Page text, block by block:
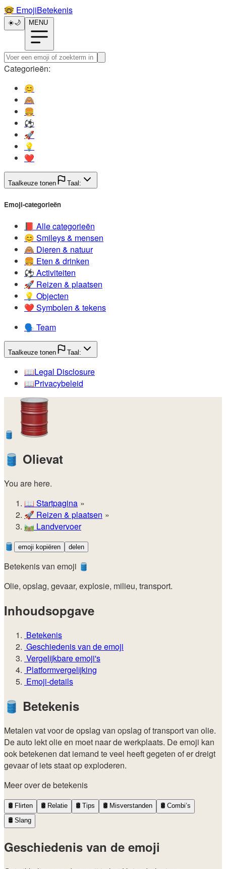
🤓️ EmojiBetekenis
☀️🌙 MENU
Categorieën:
😊️
🙈️
🍔️
⚽️
🚀️
💡️
❤️
Taalkeuze tonen Taal:
Emoji-categorieën
📕️ Alle categorieën
😊️ Smileys & mensen
🙈️ Dieren & natuur
🍔️ Eten & drinken
⚽️ Activiteiten
🚀️ Reizen & plaatsen
💡️ Objecten
❤️ Symbolen & tekens
🗣️ Team
Taalkeuze tonen Taal:
📖️Legal Disclosure
📖️Privacybeleid
🛢️
🛢️ Olievat
You are here.
📖 Startpagina
🚀️ Reizen & plaatsen
🛤️ Landvervoer
🛢️
emoji kopiëren delen
Betekenis van emoji 🛢️
Olie, opslag, gevaar, explosie, milieu, transport.
Inhoudsopgave
Betekenis
Geschiedenis van de emoji
Vergelijkbare emoji's
Platformvergelijking
Emoji-details
🛢️ Betekenis
Metalen vat voor de opslag van opslag of transport van olie.
De auto lekt olie en moet naar de werkplaats. De emoji kan
ook betekenen dat iemand te veel heeft gegeten of er dreigt
gevaar of iets staat op exploderen.
Meer over de betekenis
🛢️ Flirten 🛢️ Relatie 🛢️ Tips 🛢️ Misverstanden 🛢️ Combi’s
🛢️ Slang
Geschiedenis van de emoji